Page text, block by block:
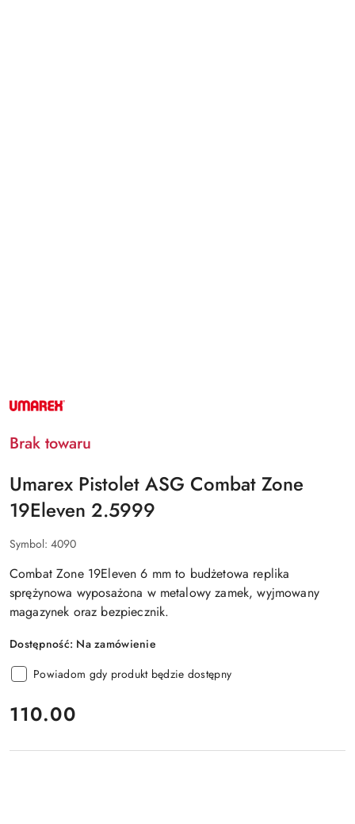
NAZWA
PRODUCENTA:
Brak towaru
Umarex Pistolet ASG Combat Zone
19Eleven 2.5999
Symbol: 4090
Combat Zone 19Eleven 6 mm to budżetowa replika
sprężynowa wyposażona w metalowy zamek, wyjmowany
magazynek oraz bezpiecznik.
Dostępność: Na zamówienie
Powiadom gdy produkt będzie dostępny
cena:
110.00